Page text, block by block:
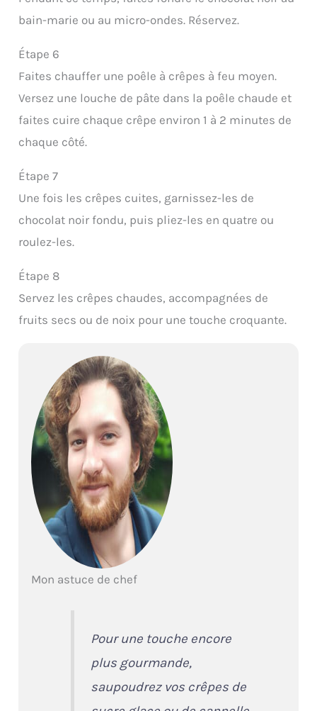
bain-marie ou au micro-ondes. Réservez.
Étape 6
Faites chauffer une poêle à crêpes à feu moyen.
Versez une louche de pâte dans la poêle chaude et
faites cuire chaque crêpe environ 1 à 2 minutes de
chaque côté.
Étape 7
Une fois les crêpes cuites, garnissez-les de
chocolat noir fondu, puis pliez-les en quatre ou
roulez-les.
Étape 8
Servez les crêpes chaudes, accompagnées de
fruits secs ou de noix pour une touche croquante.
Mon astuce de chef
Pour une touche encore
plus gourmande,
saupoudrez vos crêpes de